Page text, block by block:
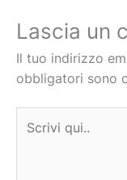
Lascia un
Il tuo indirizzo
obbligatori sono
qui..